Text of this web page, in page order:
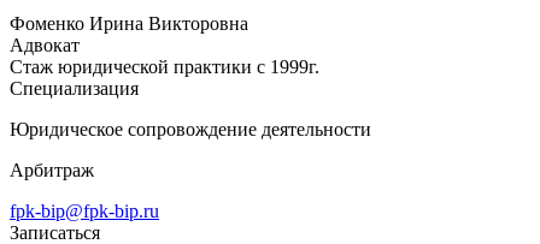
Фоменко Ирина Викторовна
Адвокат
Стаж юридической практики с 1999г.
Специализация
Юридическое сопровождение деятельности
Арбитраж
fpk-bip@fpk-bip.ru
Записаться